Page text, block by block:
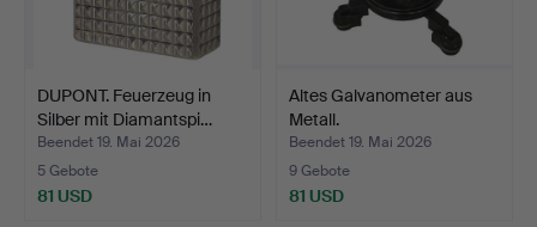
DUPONT. Feuerzeug in
Silber mit Diamantspi…
Beendet 19. Mai 2026
5 Gebote
81 USD
Altes Galvanometer aus
Metall.
Beendet 19. Mai 2026
9 Gebote
81 USD